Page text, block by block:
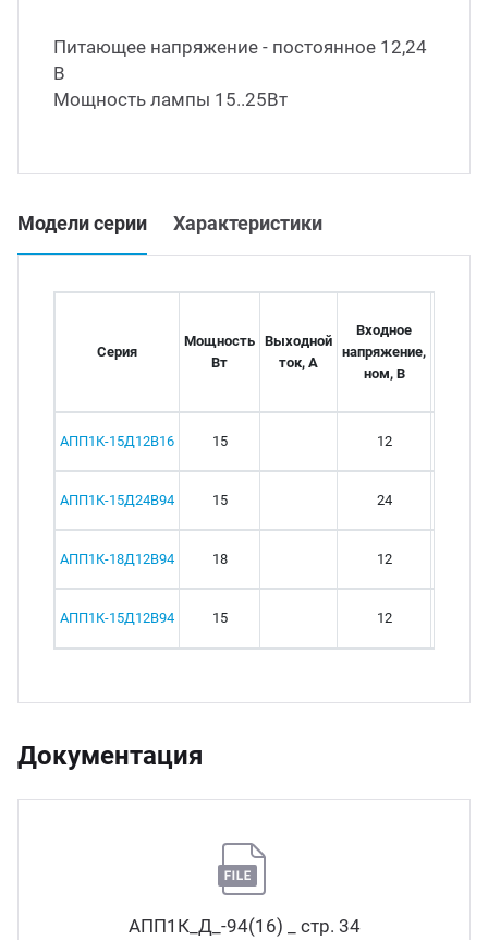
AC инверторы
преобразователи
Питающее напряжение - постоянное 12,24
В
Мощность лампы 15..25Вт
Модели серии Характеристики
Серия
Мощность
Вт
Выходной
ток, А
Входное
напряжение,
ном, В
АПП1К-15Д12В16 15 12
АПП1К-15Д24В94 15 24
АПП1К-18Д12В94 18 12
АПП1К-15Д12В94 15 12
Документация
АПП1К_Д_-94(16) _ стр. 34